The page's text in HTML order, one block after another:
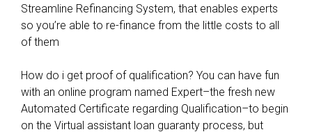
Streamline Refinancing System, that enables experts
so you’re able to re-finance from the little costs to all
of them
How do i get proof of qualification? You can have fun
with an online program named Expert–the fresh new
Automated Certificate regarding Qualification–to begin
on the Virtual assistant loan guaranty process, but